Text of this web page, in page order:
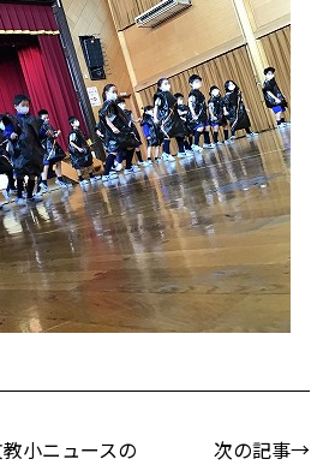
小ニュースの
次の記事→